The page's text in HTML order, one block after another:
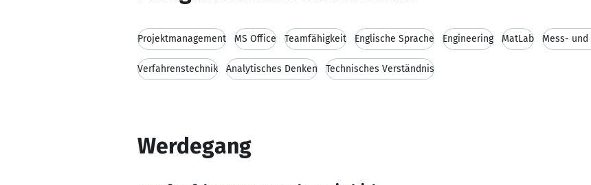
Projektmanagement MS Office Teamfähigkeit Englische Sprache Engineering MatLab Mess- und
Verfahrenstechnik Analytisches Denken Technisches Verständnis
Werdegang